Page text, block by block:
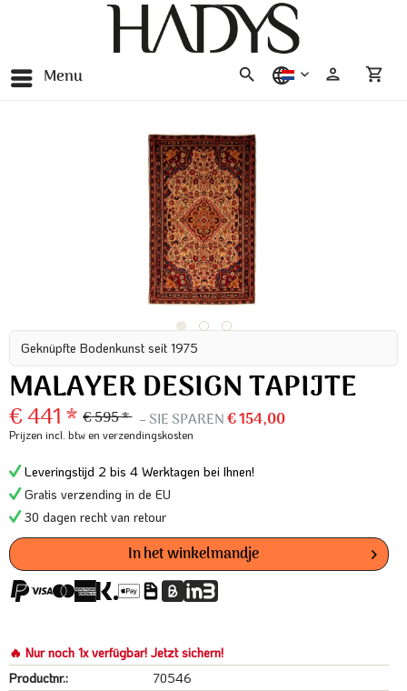
Menu nederlands
Geknüpfte Bodenkunst seit 1975
MALAYER DESIGN TAPIJTE
€ 441 * € 595 * – SIE SPAREN€ 154,00
Prijzen incl. btwen verzendingskosten
Leveringstijd 2 bis 4 Werktagen bei Ihnen!
Gratis verzending in de EU
30 dagen recht van retour
In het winkelmandje
🔥 Nur noch 1x verfügbar! Jetzt sichern!
Productnr.:
70546